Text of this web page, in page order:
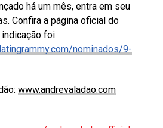
há um mês, entra em seu
Confira a página oficial do
indicação foi
nominados/9-
www.andrevaladao.com